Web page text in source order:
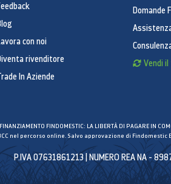
con noi
rivenditore
In Aziende
Domande
Vendi
FINANZIAMENTO FINDOMESTIC: LA LIBERTÀ DI PAGARE IN
percorso online. Salvo approvazione di
P.IVA 07631861213 | NUMERO REA NA -